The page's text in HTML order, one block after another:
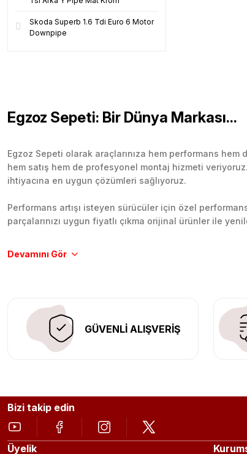
Skoda Superb 1.6 Tdi Euro 6 Motor
Downpipe
Egzoz Sepeti: Bir Dünya Markası...
Egzoz Sepeti olarak araçlarınıza hem performans
hem satış hem de profesyonel montaj hizmeti
ihtiyacına en uygun çözümleri sağlıyoruz.
Performans artışı isteyen sürücüler için özel
parçalarınızı uygun fiyatlı çıkma orijinal ürünler ile
Tüm ürünlerimiz orijinal, dayanıklı ve uzun
GÜVENLİ ALIŞVERİŞ
Bizi takip edin
Üyelik